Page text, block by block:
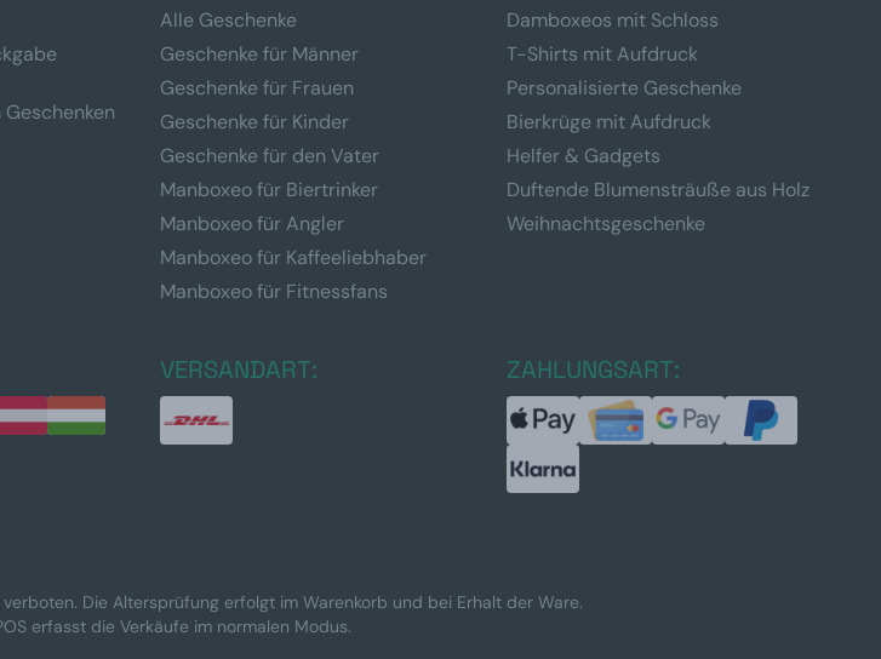
Alle Geschenke
Geschenke für Männer
Geschenke für Frauen
Geschenke für Kinder
Geschenke für den Vater
Manboxeo für Biertrinker
Manboxeo für Angler
Manboxeo für Kaffeeliebhaber
Manboxeo für Fitnessfans
Damboxeos mit Schloss
T-Shirts mit Aufdruck
Personalisierte Geschenke
Bierkrüge mit Aufdruck
Helfer & Gadgets
Duftende Blumensträuße aus Holz
Weihnachtsgeschenke
VERSANDART: ZAHLUNGSART:
Die Altersprüfung erfolgt im Warenkorb und bei Erhalt der Ware.
erfasst die Verkäufe im normalen Modus.